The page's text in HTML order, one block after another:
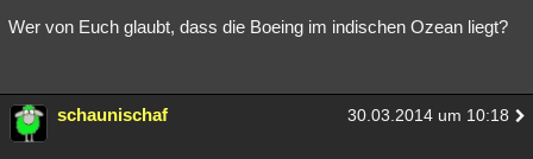
Wer von Euch glaubt, dass die Boeing im indischen Ozean liegt?
schaunischaf 30.03.2014 um 10:18